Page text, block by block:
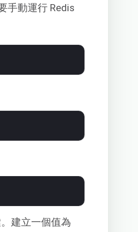
手動運行 Redis
建立一個值為